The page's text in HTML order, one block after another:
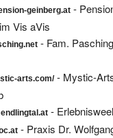
geinberg.at -
Vis aVis
- Fam.
arts.com/- Mystic-
-
- Praxis Dr.